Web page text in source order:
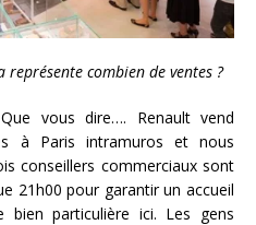
représente combien de ventes ?
vous dire…. Renault vend
à Paris intramuros et nous
conseillers commerciaux sont
21h00 pour garantir un accueil
particulière ici. Les gens